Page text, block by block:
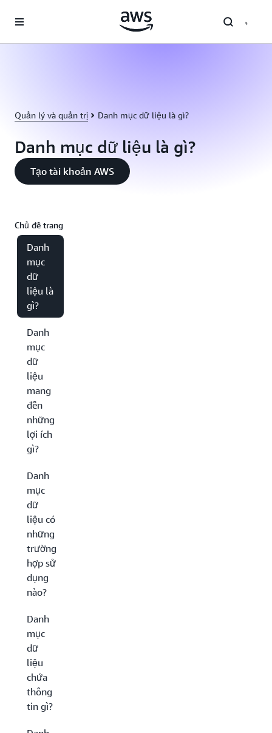
Quản lý và quản trị Danh mục dữ liệu là gì?
Danh mục dữ liệu là gì?
Tạo tài khoản AWS
Chủ đề trang
Danh
mục
dữ
liệu là
gì?
Danh
mục
dữ
liệu
mang
đến
những
lợi ích
gì?
Danh
mục
dữ
liệu có
những
trường
hợp sử
dụng
nào?
Danh
mục
dữ
liệu
chứa
thông
tin gì?